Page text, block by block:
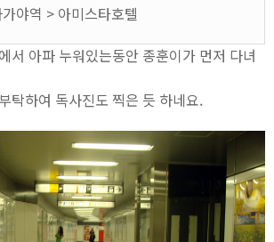
야역 > 아미스타호텔
서 아파 누워있는동안 종훈이가 먼저 다녀
탁하여 독사진도 찍은 듯 하네요.